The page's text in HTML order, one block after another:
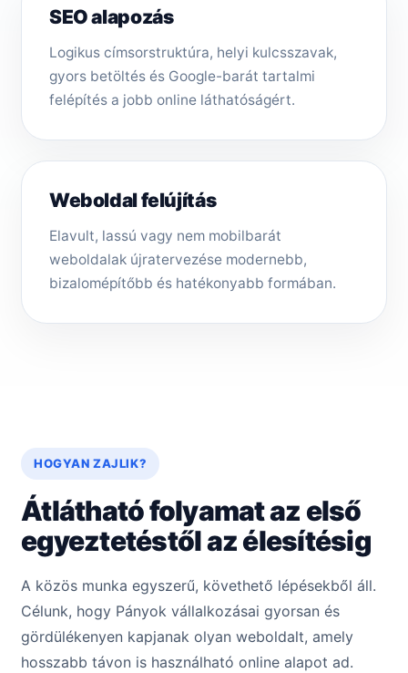
SEO alapozás
Logikus címsorstruktúra, helyi kulcsszavak,
gyors betöltés és Google-barát tartalmi
felépítés a jobb online láthatóságért.
Weboldal felújítás
Elavult, lassú vagy nem mobilbarát
weboldalak újratervezése modernebb,
bizalomépítőbb és hatékonyabb formában.
HOGYAN ZAJLIK?
Átlátható folyamat az első
egyeztetéstől az élesítésig
A közös munka egyszerű, követhető lépésekből áll.
Célunk, hogy Pányok vállalkozásai gyorsan és
gördülékenyen kapjanak olyan weboldalt, amely
hosszabb távon is használható online alapot ad.